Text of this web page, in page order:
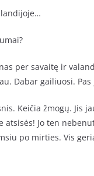
per savaitę ir
Dabar gailiuosi.
Keičia žmogų. Jis
atsisės! Jo ten
po mirties. Vis